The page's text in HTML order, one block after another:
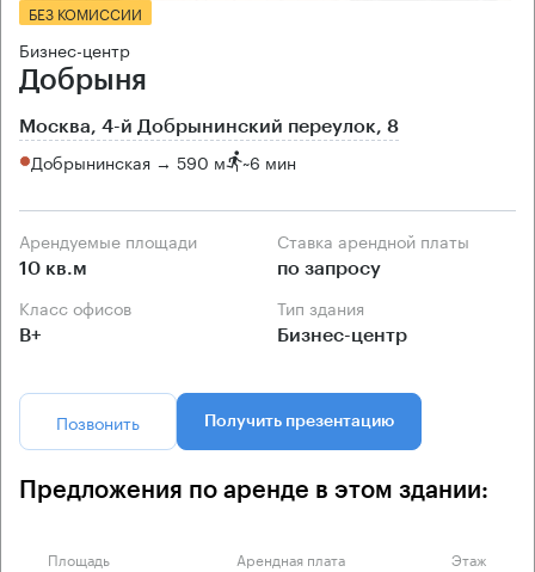
БЕЗ КОМИССИИ
Бизнес-центр
Добрыня
Москва, 4-й Добрынинский переулок, 8
Добрынинская → 590 м ~6 мин
Арендуемые площади
10 кв.м
Ставка арендной платы
по запросу
Класс офисов
B+
Тип здания
Бизнес-центр
Позвонить Получить презентацию
Предложения по аренде в этом здании:
Площадь Арендная плата Этаж